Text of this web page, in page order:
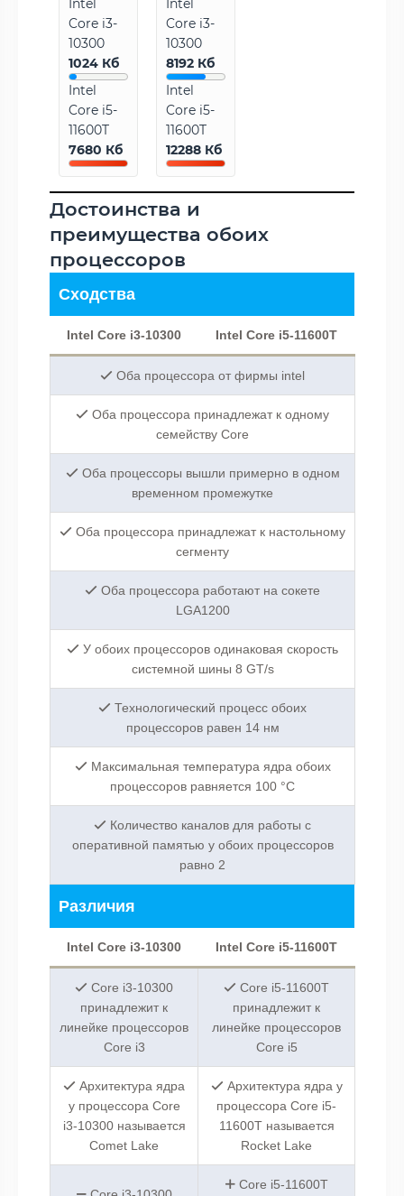
Intel
Core i3-
10300
1024 Кб
Intel
Core i5-
11600T
7680 Кб
Intel
Core i3-
10300
8192 Кб
Intel
Core i5-
11600T
12288 Кб
Достоинства и
преимущества обоих
процессоров
Сходства
Intel Core i3-10300 Intel Core i5-11600T
Оба процессора от фирмы intel
Оба процессора принадлежат к одному
семейству Core
Оба процессоры вышли примерно в одном
временном промежутке
Оба процессора принадлежат к настольному
сегменту
Оба процессора работают на сокете
LGA1200
У обоих процессоров одинаковая скорость
системной шины 8 GT/s
Технологический процесс обоих
процессоров равен 14 нм
Максимальная температура ядра обоих
процессоров равняется 100 °C
Количество каналов для работы с
оперативной памятью у обоих процессоров
равно 2
Различия
Intel Core i3-10300 Intel Core i5-11600T
Core i3-10300
принадлежит к
линейке процессоров
Core i3
Core i5-11600T
принадлежит к
линейке процессоров
Core i5
Архитектура ядра
у процессора Core
i3-10300 называется
Comet Lake
Архитектура ядра у
процессора Core i5-
11600T называется
Rocket Lake
Core i5-11600T